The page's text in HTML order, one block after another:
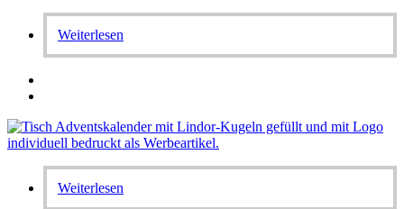
Weiterlesen
Weiterlesen